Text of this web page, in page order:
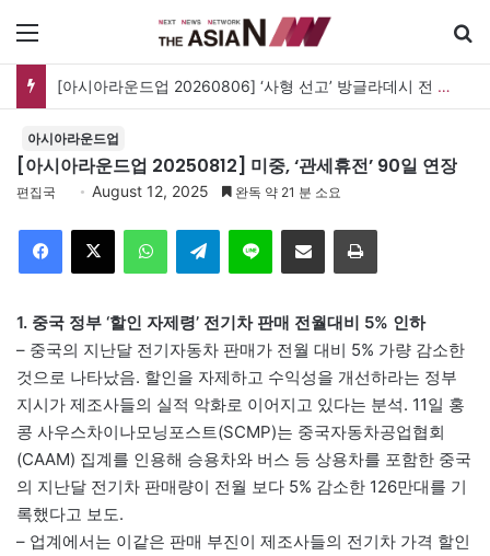
메뉴
[아시아라운드업 20260806] ‘사형 선고’ 방글라데시 전 총리, 도피국 인도서 연설
아시아라운드업
[아시아라운드업 20250812] 미중, ‘관세휴전’ 90일 연장
편집국 August 12, 2025 완독 약 21 분 소요
Facebook
X WhatsAppTelegramLine 이메일 인쇄
1. 중국 정부 ‘할인 자제령’ 전기차 판매 전월대비 5% 인하
– 중국의 지난달 전기자동차 판매가 전월 대비 5% 가량 감소한
것으로 나타났음. 할인을 자제하고 수익성을 개선하라는 정부
지시가 제조사들의 실적 악화로 이어지고 있다는 분석. 11일 홍
콩 사우스차이나모닝포스트(SCMP)는 중국자동차공업협회
(CAAM) 집계를 인용해 승용차와 버스 등 상용차를 포함한 중국
의 지난달 전기차 판매량이 전월 보다 5% 감소한 126만대를 기
록했다고 보도.
– 업계에서는 이같은 판매 부진이 제조사들의 전기차 가격 할인